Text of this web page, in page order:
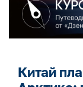
Китай